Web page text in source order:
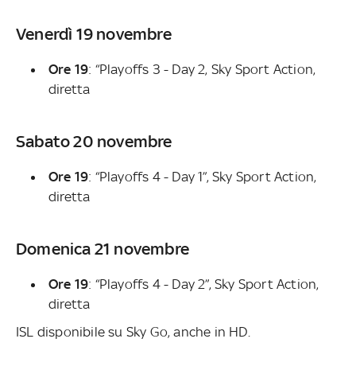
Venerdì 19 novembre
Ore 19: “Playoffs 3 - Day 2, Sky Sport Action,
diretta
Sabato 20 novembre
Ore 19: “Playoffs 4 - Day 1”, Sky Sport Action,
diretta
Domenica 21 novembre
Ore 19: “Playoffs 4 - Day 2”, Sky Sport Action,
diretta
ISL disponibile su Sky Go, anche in HD.